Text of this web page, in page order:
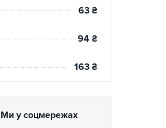
63 ₴
94 ₴
163 ₴
Ми у соцмережах